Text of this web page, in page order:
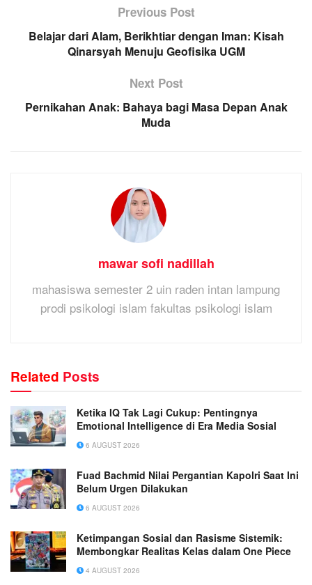
Previous Post
Belajar dari Alam, Berikhtiar dengan Iman: Kisah
Qinarsyah Menuju Geofisika UGM
Next Post
Pernikahan Anak: Bahaya bagi Masa Depan Anak
Muda
mawar sofi nadillah
mahasiswa semester 2 uin raden intan lampung
prodi psikologi islam fakultas psikologi islam
Related Posts
Ketika IQ Tak Lagi Cukup: Pentingnya
Emotional Intelligence di Era Media Sosial
6 AUGUST 2026
Fuad Bachmid Nilai Pergantian Kapolri Saat Ini
Belum Urgen Dilakukan
6 AUGUST 2026
Ketimpangan Sosial dan Rasisme Sistemik:
Membongkar Realitas Kelas dalam One Piece
4 AUGUST 2026